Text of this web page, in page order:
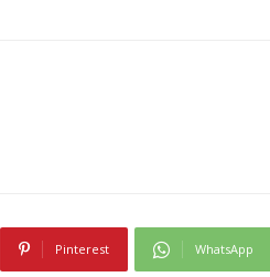
Pinterest WhatsApp